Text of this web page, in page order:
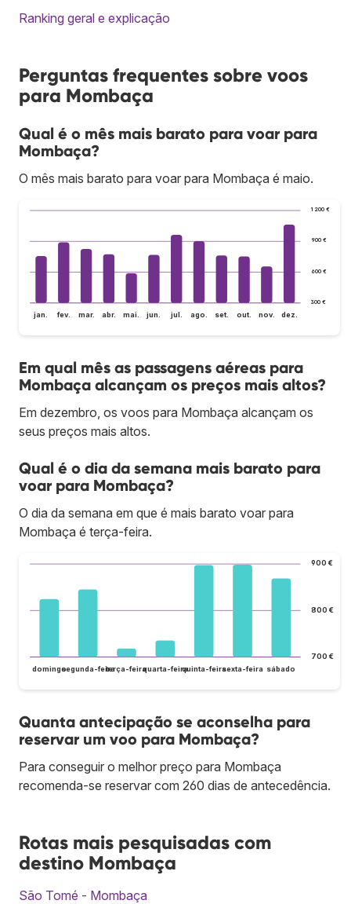
Ranking geral e explicação
Perguntas frequentes sobre voos
para Mombaça
Qual é o mês mais barato para voar para
Mombaça?
O mês mais barato para voar para Mombaça é maio.
300 €
600 €
900 €
1 200 €
jan. fev. mar. abr. mai. jun. jul. ago. set. out. nov. dez.
Em qual mês as passagens aéreas para
Mombaça alcançam os preços mais altos?
Em dezembro, os voos para Mombaça alcançam os
seus preços mais altos.
Qual é o dia da semana mais barato para
voar para Mombaça?
O dia da semana em que é mais barato voar para
Mombaça é terça-feira.
700 €
800 €
900 €
domingosegunda-feiraterça-feiraquarta-feiraquinta-feirasexta-feira sábado
Quanta antecipação se aconselha para
reservar um voo para Mombaça?
Para conseguir o melhor preço para Mombaça
recomenda-se reservar com 260 dias de antecedência.
Rotas mais pesquisadas com
destino Mombaça
São Tomé - Mombaça